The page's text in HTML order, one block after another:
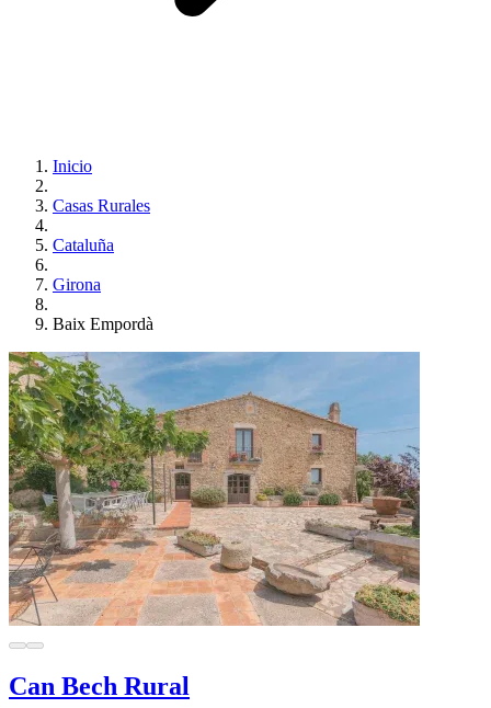
Inicio
Casas Rurales
Cataluña
Girona
Baix Empordà
Can Bech Rural